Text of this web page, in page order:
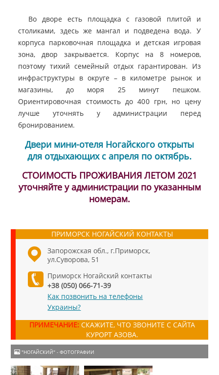
Во дворе есть площадка с газовой плитой и
столиками, здесь же мангал и подведена вода. У
корпуса парковочная площадка и детская игровая
зона, двор закрывается. Корпус на 8 номеров,
поэтому тихий семейный отдых гарантирован. Из
инфраструктуры в округе – в километре рынок и
магазины, до моря 25 минут пешком.
Ориентировочная стоимость до 400 грн, но цену
лучше уточнять у администрации перед
бронированием.
Двери мини-отеля Ногайского открыты
для отдыхающих с апреля по октябрь.
СТОИМОСТЬ ПРОЖИВАНИЯ ЛЕТОМ 2021
уточняйте у администрации по указанным
номерам.
ПРИМОРСК НОГАЙСКИЙ КОНТАКТЫ
Запорожская обл., г.Приморск,
ул.Суворова, 51
Приморск Ногайский контакты
+38 (050) 066-71-39
Как позвонить на телефоны
Украины?
ПРИМЕЧАНИЕ:СКАЖИТЕ, ЧТО ЗВОНИТЕ С САЙТА
КУРОРТ АЗОВА.
"НОГАЙСКИЙ" - ФОТОГРАФИИ